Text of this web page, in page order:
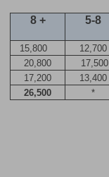
5-8
8 +
12,700
15,800
17,500
20,800
13,400
17,200
*
26,500